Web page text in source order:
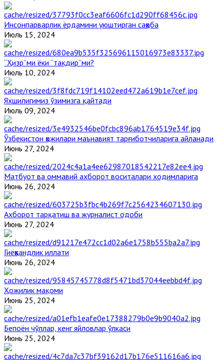
Инсонпарварлик ёрдамини уюштирган саҳоба
Июль 15, 2024
“Ҳизр”ми ёки “тақдир”ми?
Июль 10, 2024
Яхшилигимиз ўзимизга қайтади
Июль 09, 2024
Ўзбекистон ҳожилари маънавият тарғиботчиларига айланади
Июнь 27, 2024
Матбуот ва оммавий ахборот воситалари ходимларига
Июнь 26, 2024
Ахборот тарқатиш ва журналист одоби
Июнь 27, 2024
Гиёҳвандлик иллати
Июнь 26, 2024
Ҳожилик мақоми
Июнь 25, 2024
Бепоён чўллар, кенг яйловлар ўлкаси
Июнь 25, 2024